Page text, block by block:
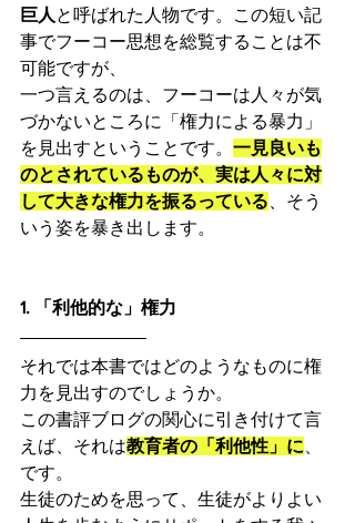
巨人 と呼ばれた人物です。この短い記
事でフーコー思想を総覧することは不
可能ですが、
一つ言えるのは、フーコーは人々が気
づかないところに「権力による暴力」
を見出すということです。 一見良いも
のとされているものが、実は人々に対
して大きな権力を振るっている 、そう
いう姿を暴き出します。
1. 「利他的な」権力
それでは本書ではどのようなものに権
力を見出すのでしょうか。
この書評ブログの関心に引き付けて言
えば、それは教育者の「利他性」に
です。
生徒のためを思って、生徒がよりよい